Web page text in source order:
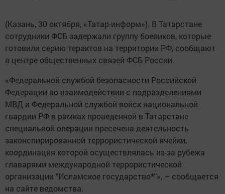
(Казань, 30 октября, «Татар-информ»). В Татарстане
сотрудники ФСБ задержали группу боевиков, которые
готовили серию терактов на территории РФ, сообщают
в центре общественных связей ФСБ России.
«Федеральной службой безопасности Российской
Федерации во взаимодействии с подразделениями
МВД и Федеральной службой войск национальной
гвардии РФ в рамках проведенной в Татарстане
специальной операции пресечена деятельность
законспирированной террористической ячейки,
координация которой осуществлялась из-за рубежа
главарями международной террористической
организации "Исламское государство*"», – сообщается
на сайте ведомства.